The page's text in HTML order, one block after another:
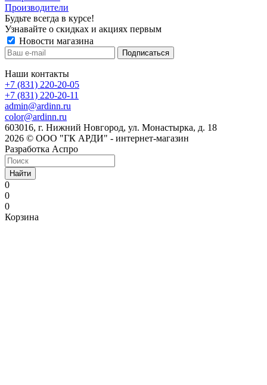
Производители
Будьте всегда в курсе!
Узнавайте о скидках и акциях первым
Новости магазина
Наши контакты
+7 (831) 220-20-05
+7 (831) 220-20-11
admin@ardinn.ru
color@ardinn.ru
603016, г. Нижний Новгород, ул. Монастырка, д. 18
2026 © ООО "ГК АРДИ" - интернет-магазин
Разработка Аспро
Найти
0
0
0
Корзина